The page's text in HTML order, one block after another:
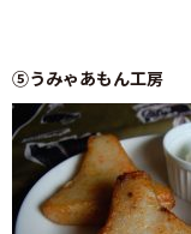
⑤うみゃあもん工房